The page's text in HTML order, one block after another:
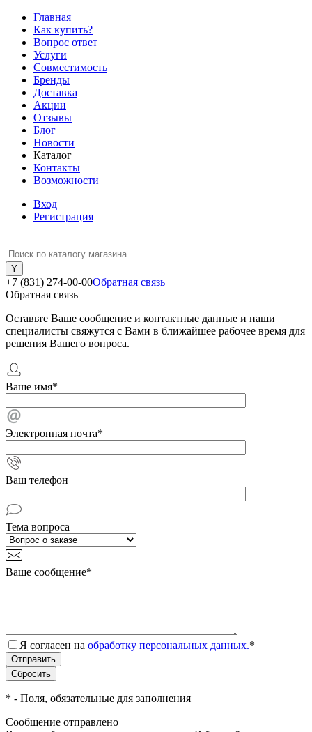
Главная
Как купить?
Вопрос ответ
Услуги
Совместимость
Бренды
Доставка
Акции
Отзывы
Блог
Новости
Каталог
Контакты
Возможности
Вход
Регистрация
+7 (831) 274-00-00Обратная связь
Обратная связь
Оставьте Ваше сообщение и контактные данные и наши
специалисты свяжутся с Вами в ближайшее рабочее время для
решения Вашего вопроса.
Ваше имя*
Электронная почта*
Ваш телефон
Тема вопроса
Ваше сообщение*
Я согласен на обработку персональных данных.*
* - Поля, обязательные для заполнения
Сообщение отправлено